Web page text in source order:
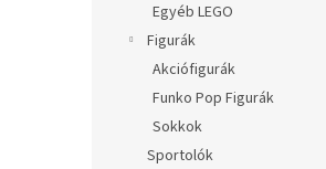
Egyéb LEGO
Figurák
Akciófigurák
Funko Pop Figurák
Sokkok
Sportolók